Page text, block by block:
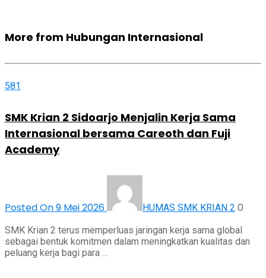
More from Hubungan Internasional
581
SMK Krian 2 Sidoarjo Menjalin Kerja Sama
Internasional bersama Careoth dan Fuji
Academy
Posted On 9 Mei 2026 HUMAS SMK KRIAN 2 0
SMK Krian 2 terus memperluas jaringan kerja sama global
sebagai bentuk komitmen dalam meningkatkan kualitas dan
peluang kerja bagi para …